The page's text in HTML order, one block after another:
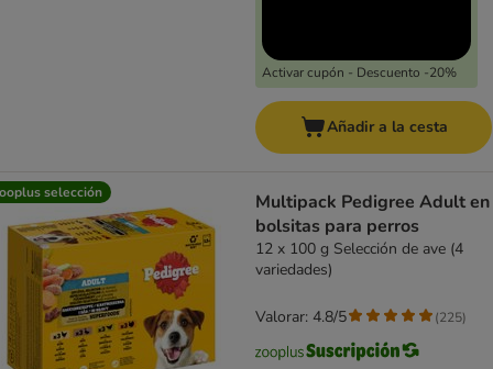
Activar cupón - Descuento -20%
Añadir a la cesta
selección
Multipack Pedigree Adult en
bolsitas para perros
12 x 100 g Selección de ave (4
variedades)
Valorar: 4.8/5 (225)